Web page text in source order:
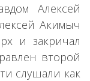
Алексей
Акимыч
и закричал
второй
слушали как